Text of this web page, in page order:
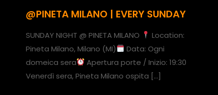
@PINETA MILANO | EVERY SUNDAY
SUNDAY NIGHT @ PINETA MILANO
Location:
Pineta Milano, Milano (MI)
Data: Ogni
domeica sera
Apertura porte / Inizio: 19:30
Venerdì sera, Pineta Milano ospita […]